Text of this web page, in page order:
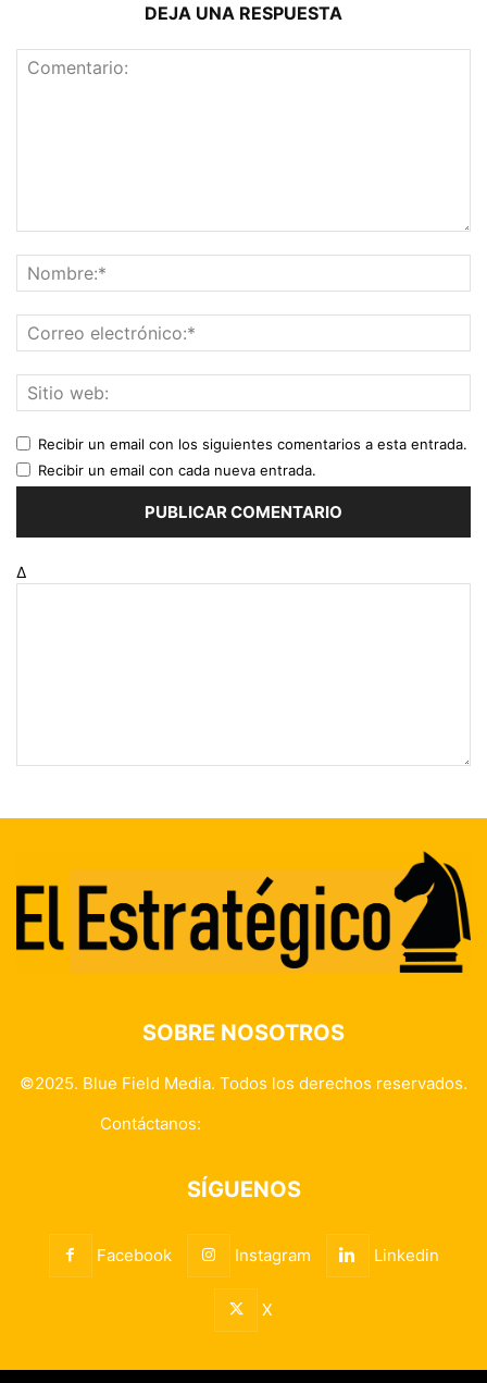
DEJA UNA RESPUESTA
Recibir un email con los siguientes comentarios a esta entrada.
Recibir un email con cada nueva entrada.
Δ
SOBRE NOSOTROS
©2025. Blue Field Media. Todos los derechos reservados.
Contáctanos:
SÍGUENOS
Facebook Instagram Linkedin
X